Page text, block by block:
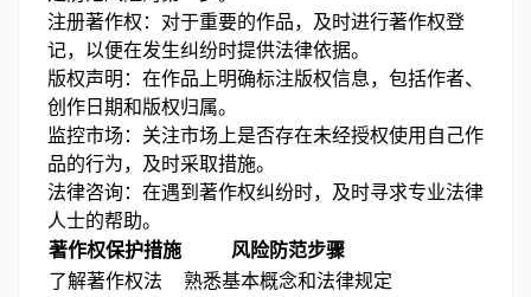
注册著作权：对于重要的作品，及时进行著作权登
记，以便在发生纠纷时提供法律依据。
版权声明：在作品上明确标注版权信息，包括作者、
创作日期和版权归属。
监控市场：关注市场上是否存在未经授权使用自己作
品的行为，及时采取措施。
法律咨询：在遇到著作权纠纷时，及时寻求专业法律
人士的帮助。
著作权保护措施
风险防范步骤
了解著作权法
熟悉基本概念和法律规定